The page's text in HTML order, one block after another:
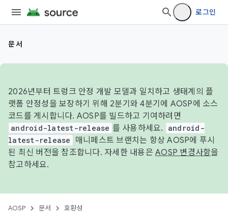
로그인
문서
2026년부터 트렁크 안정 개발 모델과 일치하고 생태계의 플
랫폼 안정성을 보장하기 위해 2분기와 4분기에 AOSP에 소스
코드를 게시합니다. AOSP를 빌드하고 기여하려면
android-latest-release 를 사용하세요.
android-
latest-release
매니페스트 브랜치는 항상 AOSP에 푸시
된 최신 버전을 참조합니다. 자세한 내용은 AOSP 변경사항을
참고하세요.
AOSP 문서 호환성